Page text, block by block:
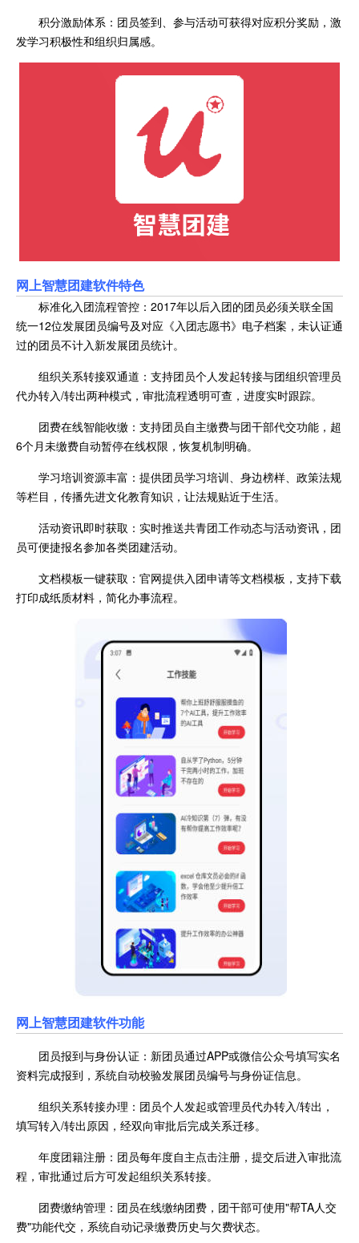
积分激励体系：团员签到、参与活动可获得对应积分奖励，激
发学习积极性和组织归属感。
网上智慧团建软件特色
标准化入团流程管控：2017年以后入团的团员必须关联全国
统一12位发展团员编号及对应《入团志愿书》电子档案，未认证通
过的团员不计入新发展团员统计。
组织关系转接双通道：支持团员个人发起转接与团组织管理员
代办转入/转出两种模式，审批流程透明可查，进度实时跟踪。
团费在线智能收缴：支持团员自主缴费与团干部代交功能，超
6个月未缴费自动暂停在线权限，恢复机制明确。
学习培训资源丰富：提供团员学习培训、身边榜样、政策法规
等栏目，传播先进文化教育知识，让法规贴近于生活。
活动资讯即时获取：实时推送共青团工作动态与活动资讯，团
员可便捷报名参加各类团建活动。
文档模板一键获取：官网提供入团申请等文档模板，支持下载
打印成纸质材料，简化办事流程。
网上智慧团建软件功能
团员报到与身份认证：新团员通过APP或微信公众号填写实名
资料完成报到，系统自动校验发展团员编号与身份证信息。
组织关系转接办理：团员个人发起或管理员代办转入/转出，
填写转入/转出原因，经双向审批后完成关系迁移。
年度团籍注册：团员每年度自主点击注册，提交后进入审批流
程，审批通过后方可发起组织关系转接。
团费缴纳管理：团员在线缴纳团费，团干部可使用"帮TA人交
费"功能代交，系统自动记录缴费历史与欠费状态。